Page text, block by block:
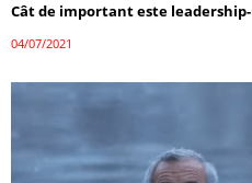
Cât de important este
04/07/2021